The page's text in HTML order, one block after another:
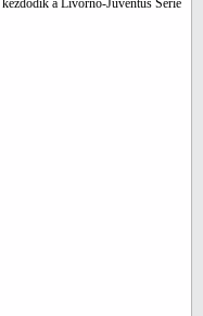
a Livorno-Juventus Serie